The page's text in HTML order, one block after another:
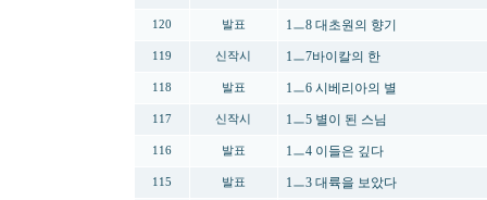
120 발표 1ㅡ8 대초원의 향기
119 신작시 1ㅡ7바이칼의 한
118 발표 1ㅡ6 시베리아의 별
117 신작시 1ㅡ5 별이 된 스님
116 발표 1ㅡ4 이들은 깊다
115 발표 1ㅡ3 대륙을 보았다